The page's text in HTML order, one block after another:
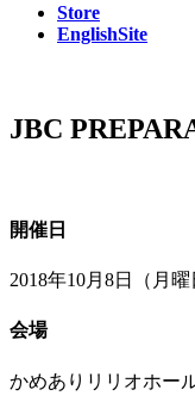
Store
EnglishSite
JBC
開催日
2018年10月8日（月曜
会場
かめありリリオホー